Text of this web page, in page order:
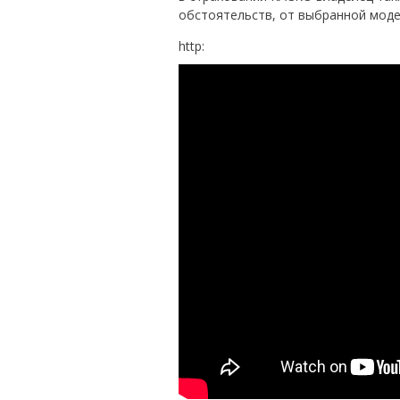
обстоятельств, от выбранной
http: